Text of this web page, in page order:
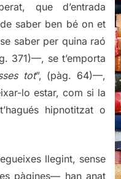
que d’entrada
saber ben bé on et
saber per quina raó
371)—, se t’emporta
tot”, (pàg. 64)—,
lo estar, com si la
hipnotitzat o
llegint, sense
pàgines— han anat